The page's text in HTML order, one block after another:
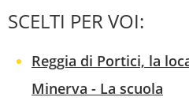
SCELTI PER VOI:
Reggia di Portici, la
Minerva - La scuola